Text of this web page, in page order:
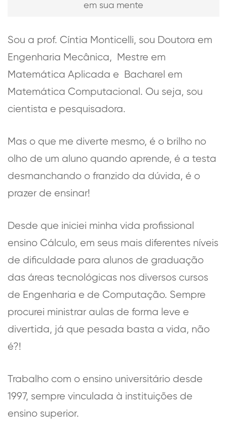
em sua mente
Sou a prof. Cíntia Monticelli, sou Doutora em
Engenharia Mecânica, Mestre em
Matemática Aplicada e Bacharel em
Matemática Computacional. Ou seja, sou
cientista e pesquisadora.
Mas o que me diverte mesmo, é o brilho no
olho de um aluno quando aprende, é a testa
desmanchando o franzido da dúvida, é o
prazer de ensinar!
Desde que iniciei minha vida profissional
ensino Cálculo, em seus mais diferentes níveis
de dificuldade para alunos de graduação
das áreas tecnológicas nos diversos cursos
de Engenharia e de Computação. Sempre
procurei ministrar aulas de forma leve e
divertida, já que pesada basta a vida, não
é?!
Trabalho com o ensino universitário desde
1997, sempre vinculada à instituições de
ensino superior.